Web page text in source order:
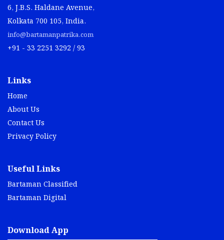
6, J.B.S. Haldane Avenue,
Kolkata 700 105, India.
info@bartamanpatrika.com
+91 - 33 2251 3292 / 93
Links
Home
About Us
Contact Us
Privacy Policy
Useful Links
Bartaman Classified
Bartaman Digital
Download App